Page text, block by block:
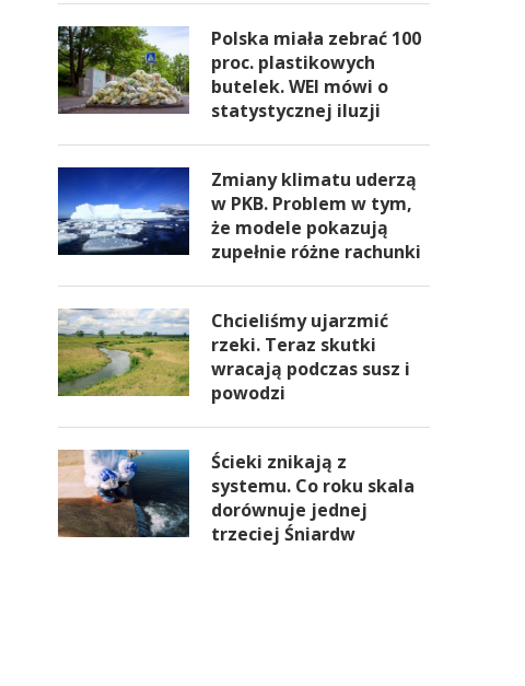
Polska miała zebrać 100
proc. plastikowych
butelek. WEI mówi o
statystycznej iluzji
Zmiany klimatu uderzą
w PKB. Problem w tym,
że modele pokazują
zupełnie różne rachunki
Chcieliśmy ujarzmić
rzeki. Teraz skutki
wracają podczas susz i
powodzi
Ścieki znikają z
systemu. Co roku skala
dorównuje jednej
trzeciej Śniardw